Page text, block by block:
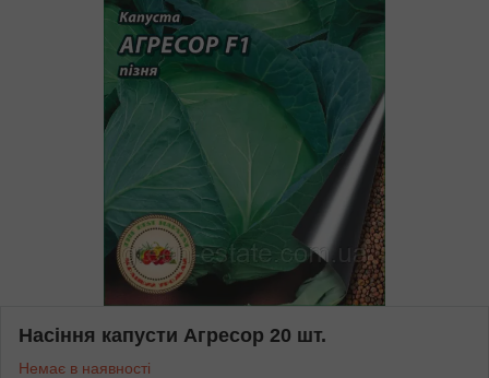
Насіння капусти Агресор 20 шт.
Немає в наявності